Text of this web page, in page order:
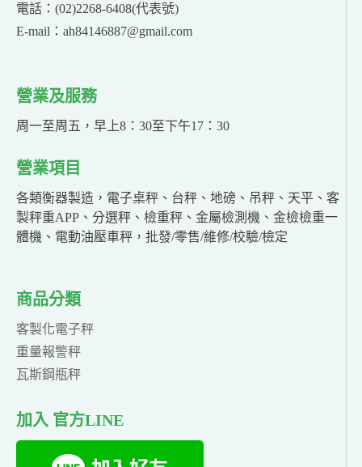
電話：(02)2268-6408(代表號)
E-mail：ah84146887@gmail.com
營業及服務
周一至周五，早上8：30至下午17：30
營業項目
各類衡器製造，電子桌秤、台秤、地磅、吊秤、天平、客
製秤重APP、分選秤、檢重秤、金屬檢測機、金檢檢重一
體機、電動油壓車秤，批發/零售/維修/校驗/檢定
商品分類
客製化電子秤
重量報警秤
瓦斯鋼瓶秤
加入 官方LINE